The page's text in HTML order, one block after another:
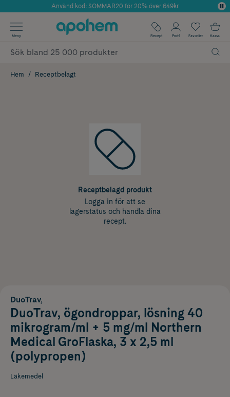
Årets Butik 2025 inom Skönhet
Använd kod: SOMMAR20 för 20% över 649kr
✓ Fri frakt
✓ Poäng på alla köp*
Meny Recept Profil Favoriter Kassa
Hem Receptbelagt
Receptbelagd produkt
Logga in för att se
lagerstatus och handla dina
recept.
DuoTrav,
DuoTrav, ögondroppar, lösning 40
mikrogram/ml + 5 mg/ml Northern
Medical GroFlaska, 3 x 2,5 ml
(polypropen)
Läkemedel